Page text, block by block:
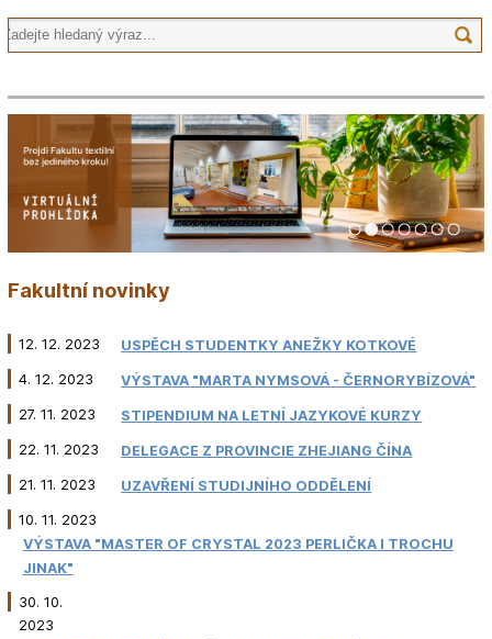
1 2 3 4 5 6 7
Fakultní novinky
12. 12. 2023 USPĚCH STUDENTKY ANEŽKY KOTKOVÉ
4. 12. 2023 VÝSTAVA "MARTA NYMSOVÁ - ČERNORYBÍZOVÁ"
27. 11. 2023 STIPENDIUM NA LETNÍ JAZYKOVÉ KURZY
22. 11. 2023 DELEGACE Z PROVINCIE ZHEJIANG ČÍNA
21. 11. 2023 UZAVŘENÍ STUDIJNÍHO ODDĚLENÍ
10. 11. 2023
VÝSTAVA "MASTER OF CRYSTAL 2023 PERLIČKA I TROCHU
JINAK"
30. 10.
2023